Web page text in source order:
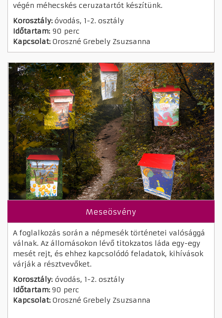
végén méhecskés ceruzatartót készítünk.
Korosztály: óvodás, 1-2. osztály
Időtartam: 90 perc
Kapcsolat: Oroszné Grebely Zsuzsanna
Meseösvény
A foglalkozás során a népmesék történetei valósággá
válnak. Az állomásokon lévő titokzatos láda egy-egy
mesét rejt, és ehhez kapcsolódó feladatok, kihívások
várják a résztvevőket.
Korosztály: óvodás, 1-2. osztály
Időtartam: 90 perc
Kapcsolat: Oroszné Grebely Zsuzsanna